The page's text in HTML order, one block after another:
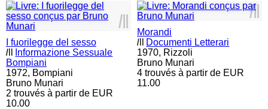
lll
I fuorilegge del sesso
l
Informazione Sessuale
Bompiani
1972, Bompiani
Bruno Munari
2 trouvés à partir de EUR
10.00
lll
Morandi
l
Documenti Letterari
1970, Rizzoli
Bruno Munari
4 trouvés à partir de EUR
11.00